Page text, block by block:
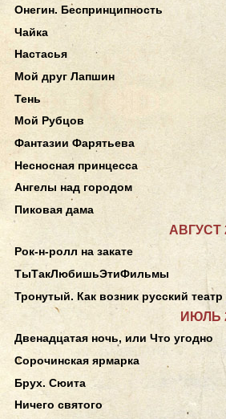
Онегин. Беспринципность
Чайка
Настасья
Мой друг Лапшин
Тень
Мой Рубцов
Фантазии Фарятьева
Несносная принцесса
Ангелы над городом
Пиковая дама
АВГУСТ
Рок-н-ролл на закате
ТыТакЛюбишьЭтиФильмы
Тронутый. Как возник русский театр
ИЮЛЬ
Двенадцатая ночь, или Что угодно
Сорочинская ярмарка
Брух. Сюита
Ничего святого